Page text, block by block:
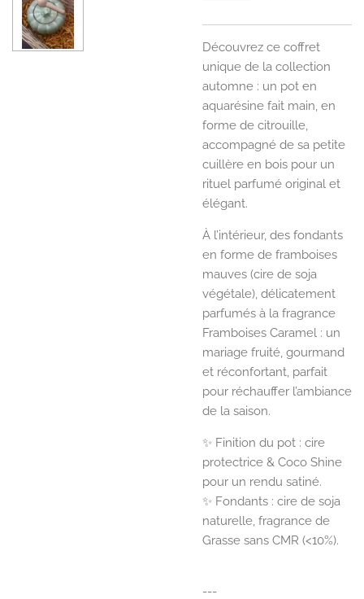
Découvrez ce coffret
unique de la collection
automne : un pot en
aquarésine fait main, en
forme de citrouille,
accompagné de sa petite
cuillère en bois pour un
rituel parfumé original et
élégant.
À l’intérieur, des fondants
en forme de framboises
mauves (cire de soja
végétale), délicatement
parfumés à la fragrance
Framboises Caramel : un
mariage fruité, gourmand
et réconfortant, parfait
pour réchauffer l’ambiance
de la saison.
✨ Finition du pot : cire
protectrice & Coco Shine
pour un rendu satiné.
✨ Fondants : cire de soja
naturelle, fragrance de
Grasse sans CMR (<10%).
---